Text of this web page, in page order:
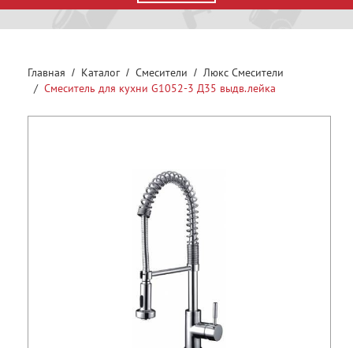
Главная Каталог Смесители
Люкс Смесители
Смеситель для кухни G1052-3 Д35 выдв.лейка